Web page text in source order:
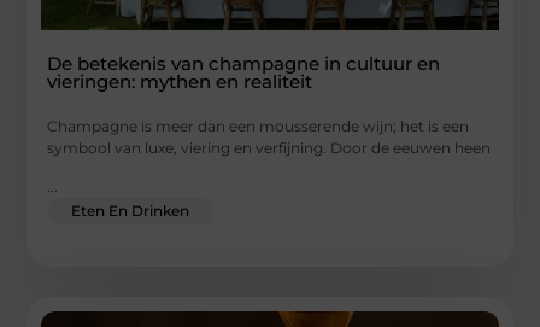
De betekenis van champagne in cultuur en
vieringen: mythen en realiteit
Champagne is meer dan een mousserende wijn; het is een
symbool van luxe, viering en verfijning. Door de eeuwen heen
...
Eten En Drinken